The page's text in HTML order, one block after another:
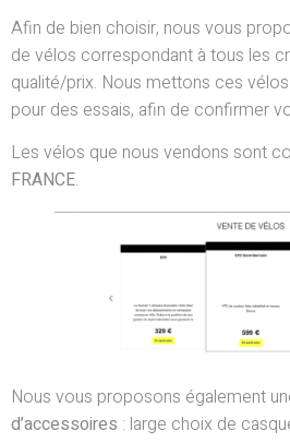
Afin de bien choisir, nous vous
de vélos correspondant à tous les
qualité/prix. Nous mettons ces
pour des essais, afin de confirmer
Les vélos que nous vendons sont
FRANCE.
Nous vous proposons également
d’accessoires : large choix de